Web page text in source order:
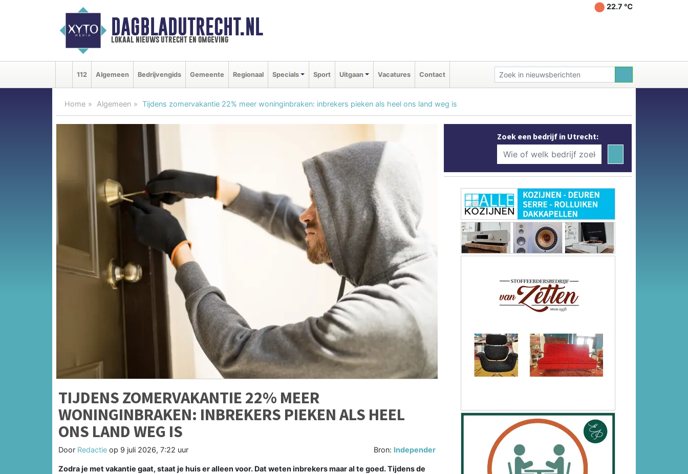
DAGBLADUTRECHT.NL
lokaal nieuws utrecht en omgeving
22.7 ℃
112 Algemeen Bedrijvengids Gemeente Regionaal Specials Sport Uitgaan Vacatures Contact
Home Algemeen Tijdens zomervakantie 22% meer woninginbraken: inbrekers pieken als heel ons land weg is
TIJDENS ZOMERVAKANTIE 22% MEER
WONINGINBRAKEN: INBREKERS PIEKEN ALS HEEL
ONS LAND WEG IS
Door Redactie op 9 juli 2026, 7:22 uur Bron: Independer
Zodra je met vakantie gaat, staat je huis er alleen voor. Dat weten inbrekers maar al te goed. Tijdens de
Zoek een bedrijf in Utrecht: